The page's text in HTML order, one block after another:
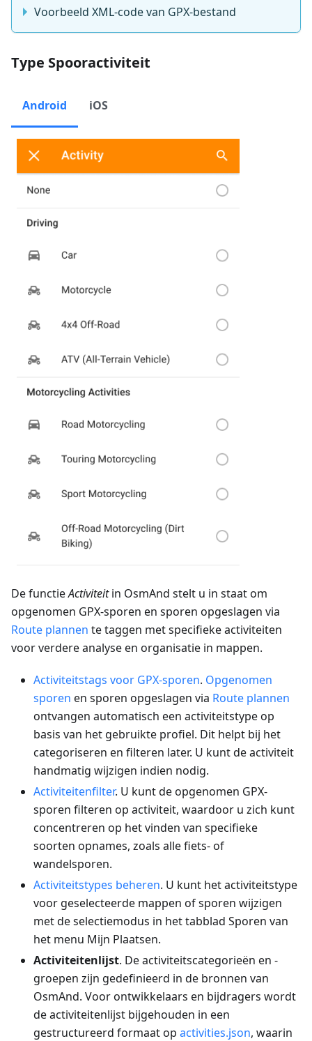
Voorbeeld XML-code van GPX-bestand
Type Spooractiviteit
Android iOS
De functieActiviteitin OsmAnd stelt u in staat om
opgenomen GPX-sporen en sporen opgeslagen via
Route plannen te taggen met specifieke activiteiten
voor verdere analyse en organisatie in mappen.
Activiteitstags voor GPX-sporen. Opgenomen
sporen en sporen opgeslagen via Route plannen
ontvangen automatisch een activiteitstype op
basis van het gebruikte profiel. Dit helpt bij het
categoriseren en filteren later. U kunt de activiteit
handmatig wijzigen indien nodig.
Activiteitenfilter. U kunt de opgenomen GPX-
sporen filteren op activiteit, waardoor u zich kunt
concentreren op het vinden van specifieke
soorten opnames, zoals alle fiets- of
wandelsporen.
Activiteitstypes beheren. U kunt het activiteitstype
voor geselecteerde mappen of sporen wijzigen
met de selectiemodus in het tabblad Sporen van
het menu Mijn Plaatsen.
Activiteitenlijst. De activiteitscategorieën en -
groepen zijn gedefinieerd in de bronnen van
OsmAnd. Voor ontwikkelaars en bijdragers wordt
de activiteitenlijst bijgehouden in een
gestructureerd formaat op activities.json, waarin